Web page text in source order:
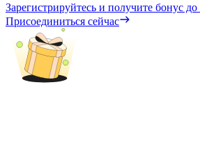
Зарегистрируйтесь и получите бонус до
Присоединиться сейчас